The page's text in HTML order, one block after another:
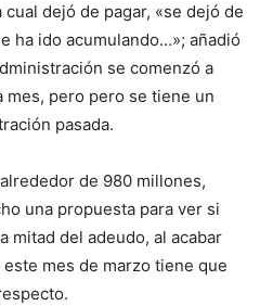
dejó de pagar, «se dejó de
ha ido acumulando…»; añadió
se comenzó a
mes, pero pero se tiene un
pasada.
de 980 millones,
una propuesta para ver si
mitad del adeudo, al acabar
mes de marzo tiene que